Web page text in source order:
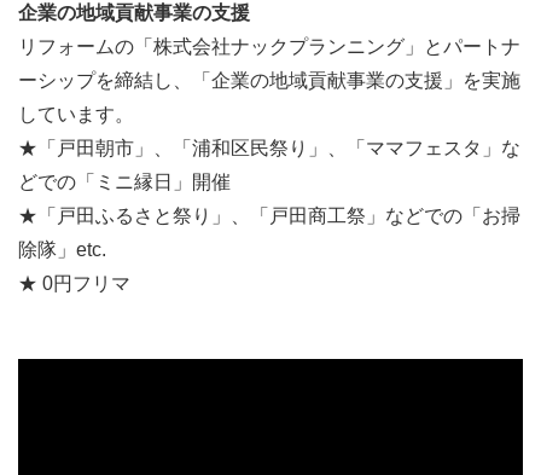
企業の地域貢献事業の支援
リフォームの「株式会社ナックプランニング」とパートナ
ーシップを締結し、「企業の地域貢献事業の支援」を実施
しています。
★「戸田朝市」、「浦和区民祭り」、「ママフェスタ」な
どでの「ミニ縁日」開催
★「戸田ふるさと祭り」、「戸田商工祭」などでの「お掃
除隊」etc.
★ 0円フリマ